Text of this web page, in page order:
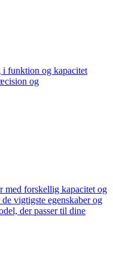
i funktion og kapacitet
og
med forskellig kapacitet og
vigtigste egenskaber og
der passer til dine